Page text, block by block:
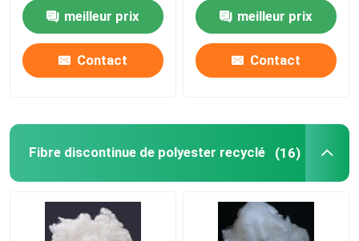
Visite d'usine
Contact
Demande de soumission
fibre d'agrafe
meilleur prix
Contact
meilleur prix
Contact
Fibre discontinue de polyester recyclé (16)